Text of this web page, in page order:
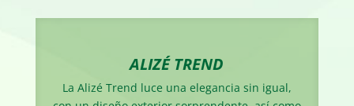
ALIZÉ TREND
La Alizé Trend luce una elegancia sin igual,